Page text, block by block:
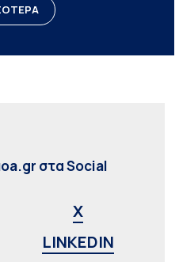
στα Social
X
LINKEDIN